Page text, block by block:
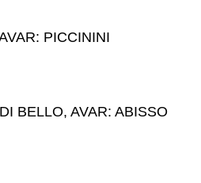
PICCININI
BELLO, AVAR: ABISSO